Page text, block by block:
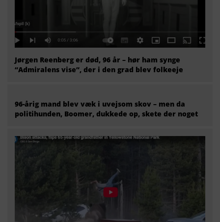
Jørgen Reenberg er død, 96 år – hør ham synge
“Admiralens vise”, der i den grad blev folkeeje
96-årig mand blev væk i uvejsom skov – men da
politihunden, Boomer, dukkede op, skete der noget